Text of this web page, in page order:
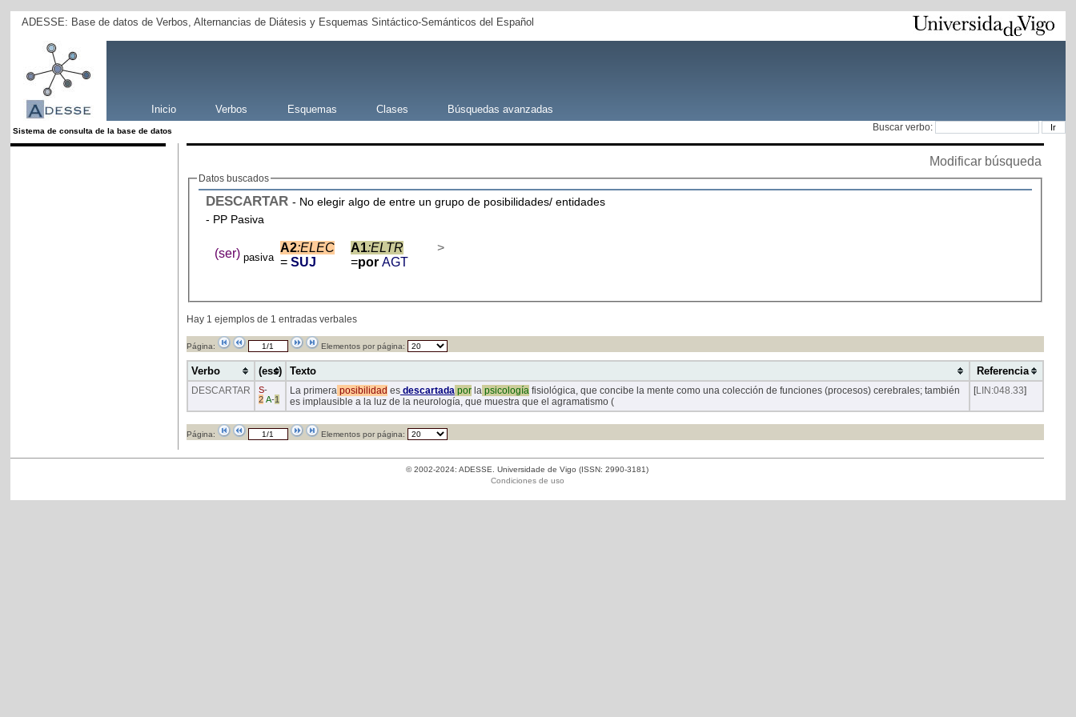
ADESSE: Base de datos de Verbos, Alternancias de Diátesis y Esquemas Sintáctico-Semánticos del Español
Inicio Verbos Esquemas Clases Búsquedas avanzadas
Sistema de consulta de la base de datos Buscar verbo:
Modificar búsqueda
Datos buscados
DESCARTAR - No elegir algo de entre un grupo de posibilidades/ entidades
- PP Pasiva
(ser) pasiva
A2:ELEC
= SUJ
A1:ELTR
=por AGT
>
Hay 1 ejemplos de 1 entradas verbales
Página: Elementos por página:
Verbo (ess) Texto Referencia
DESCARTAR S-
2 A-1
La primeraposibilidad esdescartadaporlapsicologíafisiológica, que concibe la mente como una colección de funciones (procesos) cerebrales; también
es implausible a la luz de la neurología, que muestra que el agramatismo (
[LIN:048.33]
Página: Elementos por página:
© 2002-2024: ADESSE. Universidade de Vigo (ISSN: 2990-3181)
Condiciones de uso